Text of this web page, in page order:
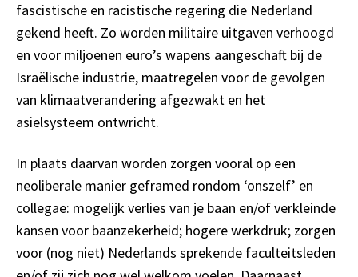
fascistische en racistische regering die Nederland
gekend heeft. Zo worden militaire uitgaven verhoogd
en voor miljoenen euro’s wapens aangeschaft bij de
Israëlische industrie, maatregelen voor de gevolgen
van klimaatverandering afgezwakt en het
asielsysteem ontwricht.
In plaats daarvan worden zorgen vooral op een
neoliberale manier geframed rondom ‘onszelf’ en
collegae: mogelijk verlies van je baan en/of verkleinde
kansen voor baanzekerheid; hogere werkdruk; zorgen
voor (nog niet) Nederlands sprekende faculteitsleden